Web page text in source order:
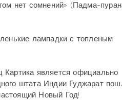
нет сомнений» (Падма-
лампадки с топленым
Картика является официально
штата Индии Гуджарат
Новый Год!